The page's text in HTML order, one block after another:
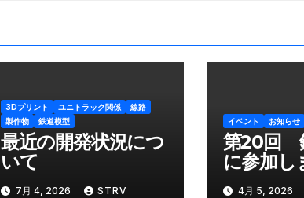
3Dプリント ユニトラック関係
線路
製作物
鉄道模型
最近の開発状況につ
いて
7月 4, 2026 STRV
イベント お知らせ
第20回
に参加し
4月 5, 2026